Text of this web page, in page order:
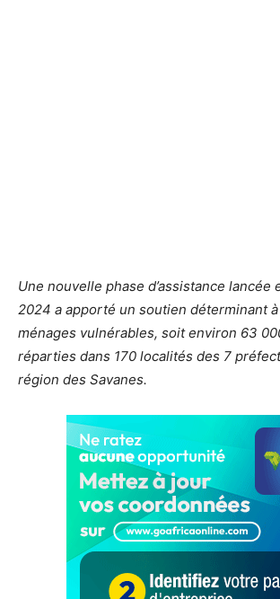
Une nouvelle phase d’assistance lancée
2024 a apporté un soutien déterminant
ménages vulnérables, soit environ 63
réparties dans 170 localités des 7
région des Savanes.